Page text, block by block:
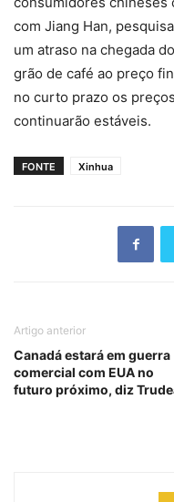
com Jiang Han,
um atraso na chegada
grão de café ao preço
no curto prazo os
continuarão estáveis.
FONTE Xinhua
Artigo anterior
Canadá estará em guerra
comercial com EUA no
futuro próximo, diz